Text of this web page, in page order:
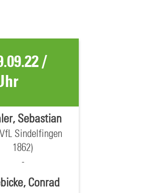
/
Sebastian
Sindelfingen
1862)
Conrad